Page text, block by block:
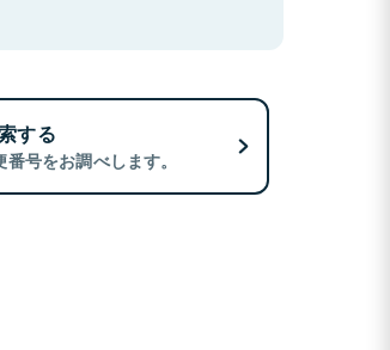
する
号をお調べします。